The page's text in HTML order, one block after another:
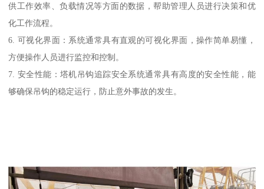
供工作效率、负载情况等方面的数据，帮助管理人员进行决策和优
化工作流程。
6. 可视化界面：系统通常具有直观的可视化界面，操作简单易懂，
方便操作人员进行监控和控制。
7. 安全性能：塔机吊钩追踪安全系统通常具有高度的安全性能，能
够确保吊钩的稳定运行，防止意外事故的发生。